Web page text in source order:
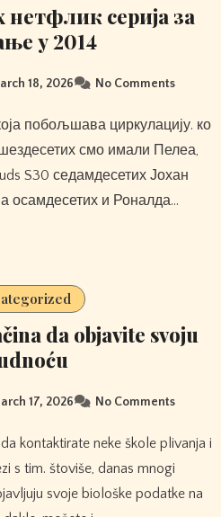
серија за
у 2014
18, 2026 No Comments
смо имали Пелеа,
S30 седамдесетих Јохан
осамдесетих и Роналда…
da objavite svoju
17, 2026 No Comments
s tim. štoviše, danas mnogi
svoje biološke podatke na